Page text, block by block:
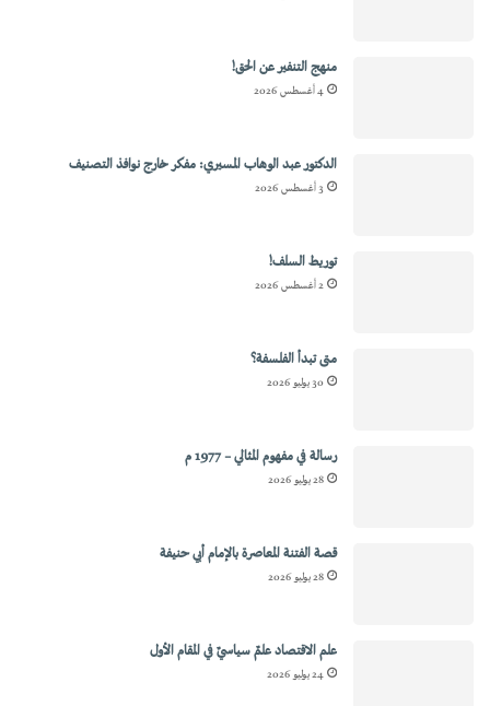
منهج التنفير عن الحق!
4 أغسطس 2026
الدكتور عبد الوهاب المسيري: مفكر خارج نوافذ التصنيف
3 أغسطس 2026
توريط السلف!
2 أغسطس 2026
متى تبدأ الفلسفة؟
30 يوليو 2026
رسالة في مفهوم المثالي – 1977 م
28 يوليو 2026
قصة الفتنة المعاصرة بالإمام أبي حنيفة
28 يوليو 2026
علم الاقتصاد علمٌ سياسيٌ في المقام الأول
24 يوليو 2026